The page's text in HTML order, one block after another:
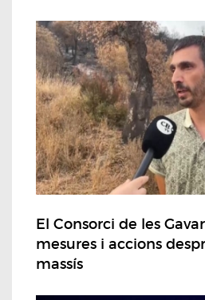
El Consorci de les
mesures i accions
massís